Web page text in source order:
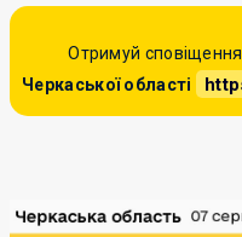
Отримуй
Черкаської області